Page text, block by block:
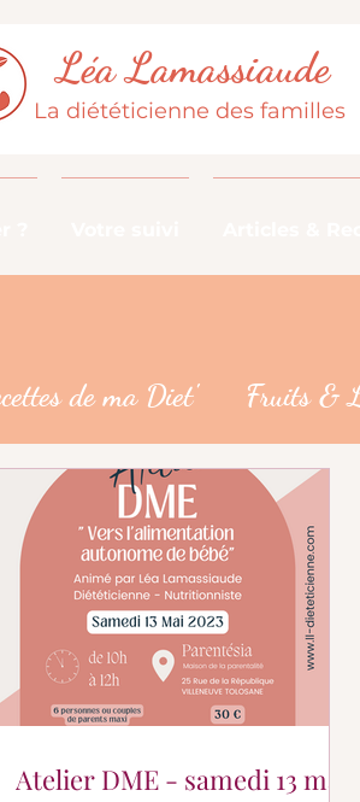
Léa Lamassiaude
La diététicienne des familles
de ma Diet' Fruits &
à la fourchette Les
Partage de suivi... Pour les
Atelier DME - samedi 13 mai